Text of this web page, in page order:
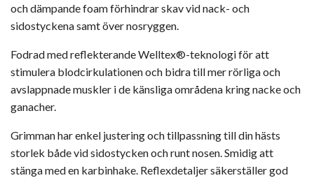
och dämpande foam förhindrar skav vid nack- och
sidostyckena samt över nosryggen.
Fodrad med reflekterande Welltex®-teknologi för att
stimulera blodcirkulationen och bidra till mer rörliga och
avslappnade muskler i de känsliga områdena kring nacke och
ganacher.
Grimman har enkel justering och tillpassning till din hästs
storlek både vid sidostycken och runt nosen. Smidig att
stänga med en karbinhake. Reflexdetaljer säkerställer god